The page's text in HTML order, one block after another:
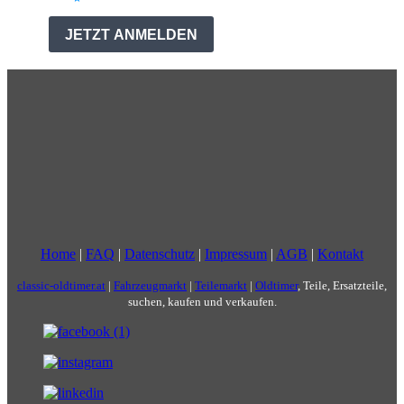
Home | FAQ | Datenschutz | Impressum | AGB | Kontakt
classic-oldtimer.at | Fahrzeugmarkt | Teilemarkt | Oldtimer, Teile, Ersatzteile,
suchen, kaufen und verkaufen.